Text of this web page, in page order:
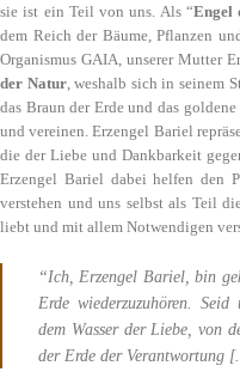
sie ist ein Teil von uns. Als “Engel
dem Reich der Bäume, Pflanzen
Organismus GAIA, unserer Mutter
der Natur, weshalb sich in seinem
das Braun der Erde und das
und vereinen. Erzengel Bariel
die der Liebe und Dankbarkeit
Erzengel Bariel dabei helfen den
verstehen und uns selbst als Teil
liebt und mit allem Notwendigen
“Ich, Erzengel Bariel, bin
Erde wiederzuzuhören.
dem Wasser der Liebe, von
der Erde der Verantwortung